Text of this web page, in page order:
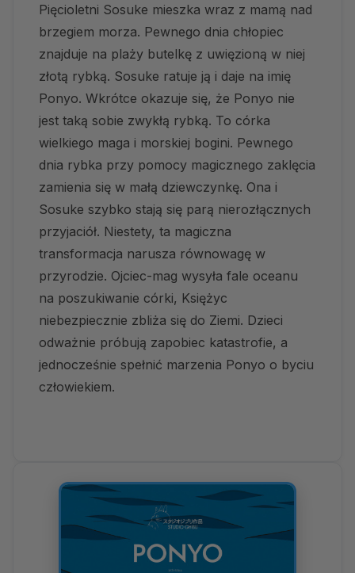
Pięcioletni Sosuke mieszka wraz z mamą nad
brzegiem morza. Pewnego dnia chłopiec
znajduje na plaży butelkę z uwięzioną w niej
złotą rybką. Sosuke ratuje ją i daje na imię
Ponyo. Wkrótce okazuje się, że Ponyo nie
jest taką sobie zwykłą rybką. To córka
wielkiego maga i morskiej bogini. Pewnego
dnia rybka przy pomocy magicznego zaklęcia
zamienia się w małą dziewczynkę. Ona i
Sosuke szybko stają się parą nierozłącznych
przyjaciół. Niestety, ta magiczna
transformacja narusza równowagę w
przyrodzie. Ojciec-mag wysyła fale oceanu
na poszukiwanie córki, Księżyc
niebezpiecznie zbliża się do Ziemi. Dzieci
odważnie próbują zapobiec katastrofie, a
jednocześnie spełnić marzenia Ponyo o byciu
człowiekiem.